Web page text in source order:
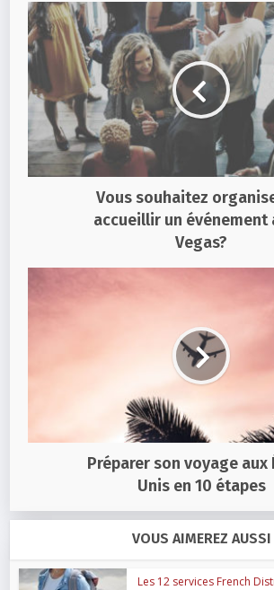
Vous souhaitez
accueillir un événement
Vegas?
Préparer son voyage aux
Unis en 10 étapes
VOUS AIMEREZ AUSSI
Les 12 services French